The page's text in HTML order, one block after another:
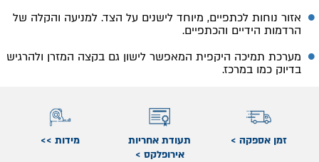
אזור נוחות לכתפיים, מיוחד לישנים על הצד. למניעה והקלה של
הרדמות הידיים והכתפיים.
מערכת תמיכה היקפית המאפשר לישון גם בקצה המזרן ולהרגיש
בדיוק כמו במרכז.
זמן אספקה >
תעודת אחריות
אירופלקס >
מידות >>